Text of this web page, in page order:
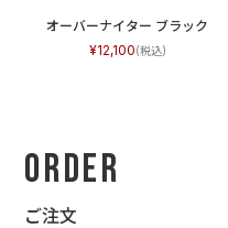
オーバーナイター ブラック
12,100
Order
ご注文